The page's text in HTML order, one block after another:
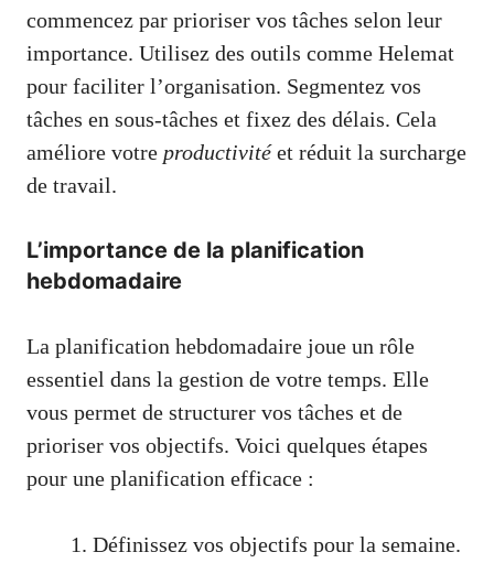
commencez par prioriser vos tâches selon leur
importance. Utilisez des outils comme Helemat
pour faciliter l’organisation. Segmentez vos
tâches en sous-tâches et fixez des délais. Cela
améliore votre productivitéet réduit la surcharge
de travail.
L’importance de la planification
hebdomadaire
La planification hebdomadaire joue un rôle
essentiel dans la gestion de votre temps. Elle
vous permet de structurer vos tâches et de
prioriser vos objectifs. Voici quelques étapes
pour une planification efficace :
Définissez vos objectifs pour la semaine.